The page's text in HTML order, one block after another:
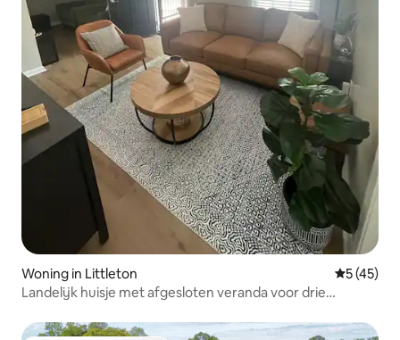
Woning in Littleton
5 (45)
Landelijk huisje met afgesloten veranda voor drie